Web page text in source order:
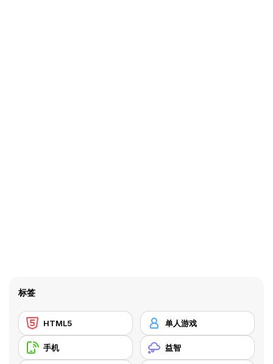
标签
HTML5 单人游戏
手机 益智